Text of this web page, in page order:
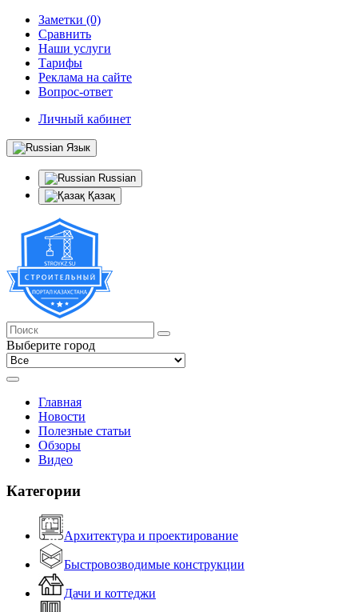
Заметки (0)
Сравнить
Наши услуги
Тарифы
Реклама на сайте
Вопрос-ответ
Личный кабинет
Язык
Russian
Қазақ
Выберите город
Главная
Новости
Полезные статьи
Обзоры
Видео
Категории
Архитектура и проектирование
Быстровозводимые конструкции
Дачи и коттеджи